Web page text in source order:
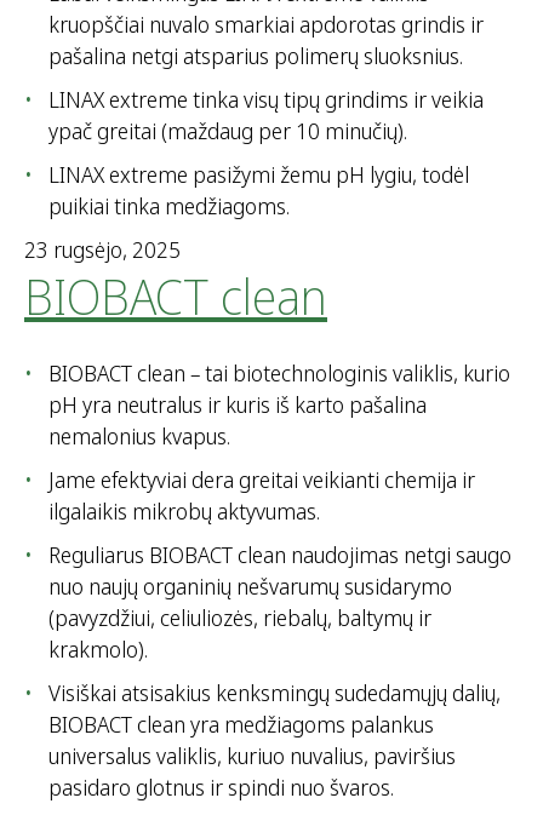
kruopščiai nuvalo smarkiai apdorotas grindis ir
pašalina netgi atsparius polimerų sluoksnius.
LINAX extreme tinka visų tipų grindims ir veikia
ypač greitai (maždaug per 10 minučių).
LINAX extreme pasižymi žemu pH lygiu, todėl
puikiai tinka medžiagoms.
23 rugsėjo, 2025
BIOBACT clean
BIOBACT clean – tai biotechnologinis valiklis, kurio
pH yra neutralus ir kuris iš karto pašalina
nemalonius kvapus.
Jame efektyviai dera greitai veikianti chemija ir
ilgalaikis mikrobų aktyvumas.
Reguliarus BIOBACT clean naudojimas netgi saugo
nuo naujų organinių nešvarumų susidarymo
(pavyzdžiui, celiuliozės, riebalų, baltymų ir
krakmolo).
Visiškai atsisakius kenksmingų sudedamųjų dalių,
BIOBACT clean yra medžiagoms palankus
universalus valiklis, kuriuo nuvalius, paviršius
pasidaro glotnus ir spindi nuo švaros.